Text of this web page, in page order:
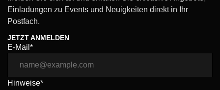
Einladungen zu Events und Neuigkeiten direkt in Ihr
Postfach.
JETZT ANMELDEN
E-Mail*
Hinweise*